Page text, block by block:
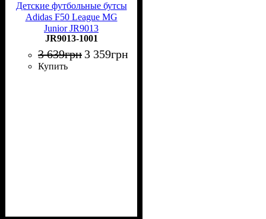
Детские футбольные бутсы
Adidas F50 League MG
Junior JR9013
JR9013-1001
3 639грн 3 359грн
Купить